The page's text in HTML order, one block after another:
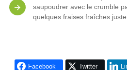
saupoudrer avec le crumble
quelques fraises fraîches juste
Facebook Twitter